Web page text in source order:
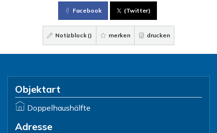
Facebook (Twitter)
Notizblock () merken drucken
Objektart
Doppelhaushälfte
Adresse